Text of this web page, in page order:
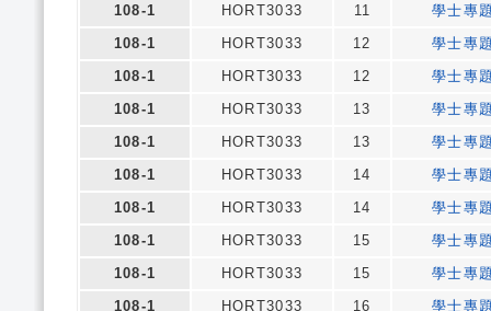
108-1
HORT3033 11
學士專
108-1
HORT3033 12
學士專
108-1
HORT3033 12
學士專
108-1
HORT3033 13
學士專
108-1
HORT3033 13
學士專
108-1
HORT3033 14
學士專
108-1
HORT3033 14
學士專
108-1
HORT3033 15
學士專
108-1
HORT3033 15
學士專
108-1
HORT3033 16
學士專